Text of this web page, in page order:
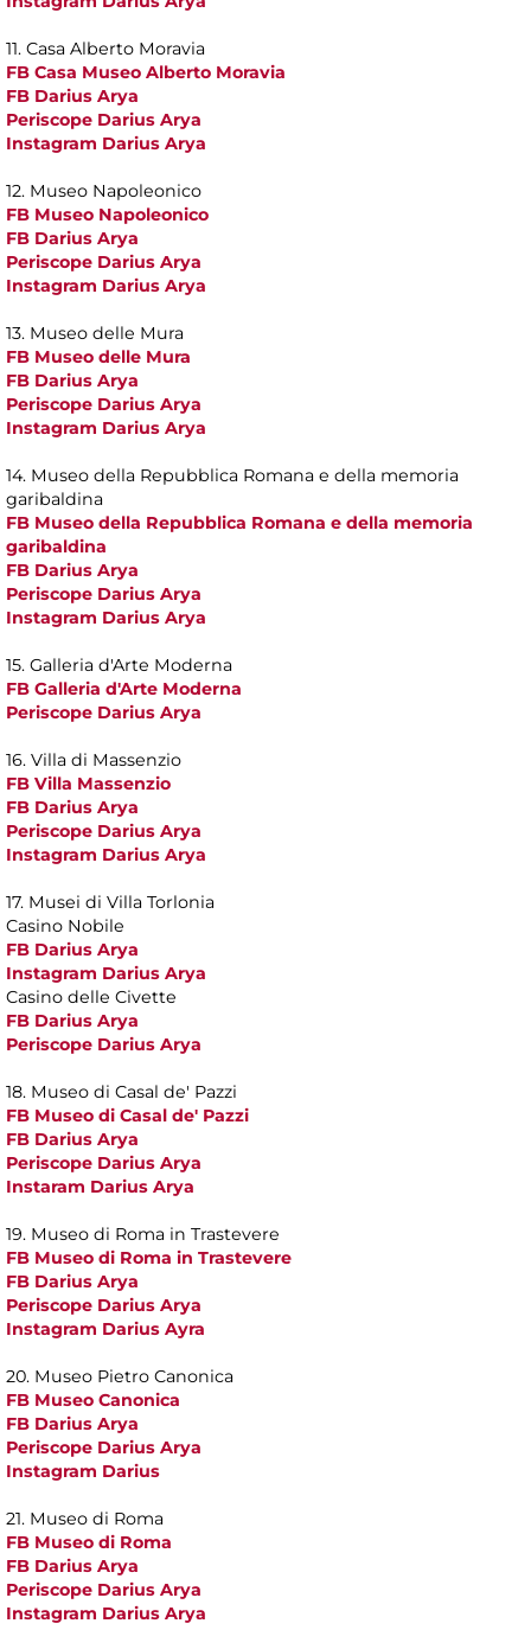
11. Casa Alberto Moravia
FB Casa Museo Alberto Moravia
FB Darius Arya
Periscope Darius Arya
Instagram Darius Arya
12. Museo Napoleonico
FB Museo Napoleonico
FB Darius Arya
Periscope Darius Arya
Instagram Darius Arya
13. Museo delle Mura
FB Museo delle Mura
FB Darius Arya
Periscope Darius Arya
Instagram Darius Arya
14. Museo della Repubblica Romana e della memoria
garibaldina
FB Museo della Repubblica Romana e della memoria
garibaldina
FB Darius Arya
Periscope Darius Arya
Instagram Darius Arya
15. Galleria d'Arte Moderna
FB Galleria d'Arte Moderna
Periscope Darius Arya
16. Villa di Massenzio
FB Villa Massenzio
FB Darius Arya
Periscope Darius Arya
Instagram Darius Arya
17. Musei di Villa Torlonia
Casino Nobile
FB Darius Arya
Instagram Darius Arya
Casino delle Civette
FB Darius Arya
Periscope Darius Arya
18. Museo di Casal de' Pazzi
FB Museo di Casal de' Pazzi
FB Darius Arya
Periscope Darius Arya
Instaram Darius Arya
19. Museo di Roma in Trastevere
FB Museo di Roma in Trastevere
FB Darius Arya
Periscope Darius Arya
Instagram Darius Ayra
20. Museo Pietro Canonica
FB Museo Canonica
FB Darius Arya
Periscope Darius Arya
Instagram Darius
21. Museo di Roma
FB Museo di Roma
FB Darius Arya
Periscope Darius Arya
Instagram Darius Arya